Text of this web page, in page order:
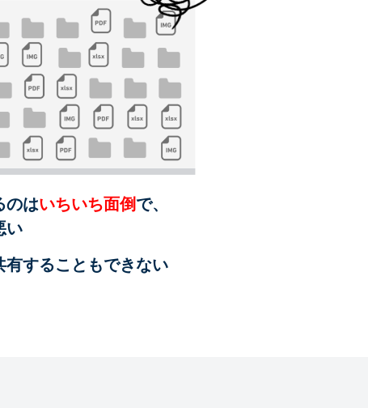
のはいちいち面倒で、
い
有することもできない